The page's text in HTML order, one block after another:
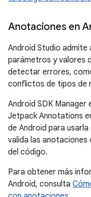
Anotaciones en
Android Studio admite
parámetros y valores
detectar errores,
conflictos de tipos de
Android SDK
Jetpack Annotations
de Android para
valida las anotaciones
del código.
Para obtener más
Android, consulta